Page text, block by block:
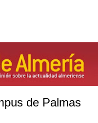
de Palmas